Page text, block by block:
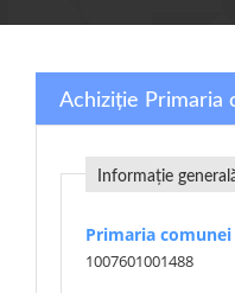
Achiziție Primaria
Informație
Primaria comunei
1007601001488